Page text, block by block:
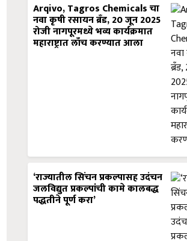
Arqivo, Tagros Chemicals चा
नवा कृषी रसायन ब्रँड, 20 जून 2025
रोजी नागपूरमध्ये भव्य कार्यक्रमात
महाराष्ट्रात लाँच करण्यात आला
‘राज्यातील सिंचन प्रकल्पासह उदंचन
जलविद्युत प्रकल्पांची कामे कालबद्ध
पद्धतीने पूर्ण करा’